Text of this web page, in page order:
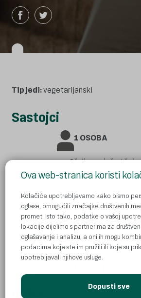
Ova web-stranica koristi
Kolačiće upotrebljavamo kako bismo
oglase, omogućili značajke društvenih
promet. Isto tako, podatke o vašoj
lokacije dijelimo s partnerima za
oglašavanje i analizu, a oni ih mogu
podacima koje ste im pružili ili koje su
upotrebljavali njihove usluge.
Dopusti sve
Tip jedi:vegetarijanski
Sastojci
1 OSOBA
1šalica svježeg
100 gnaranče
100 gjabuke
150 ggrčkog jogurta
150 ml vode ili biljnog
(nezaslađenog, od
1 čajna žličicalanenih sjemenki